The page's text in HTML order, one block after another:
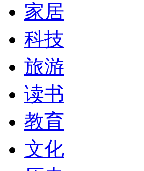
家居
科技
旅游
读书
教育
文化